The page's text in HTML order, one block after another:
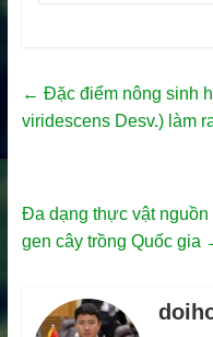
← Đặc điểm nông sinh
viridescens Desv.) làm
Đa dạng thực vật
gen cây trồng Quốc gia